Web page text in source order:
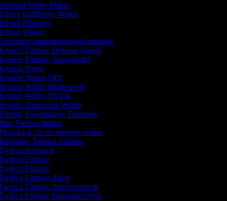
Video Maker
Dubbingu Wideo
Filmowy
Wideo
automatycznych napisów
Filmów Dekoracyjnych
Filmów Zapowiedzi
Outro
Wideo DIY
Wideo Modowych
Wideo TikTok
Zaproszeń Wideo
Zwiastunów Teaserów
Twórca Wideo
w tle do kreatora wideo
Twórca Filmów
Animacji
Filmów
Filmów
Filmów Akcji
Filmów Artystycznych
Filmów Biograficznych